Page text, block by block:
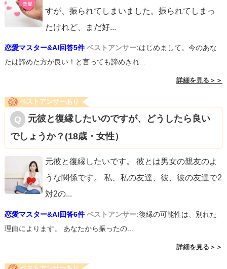
とにもかくにも、ご相談者様にとって悪い状況ではないの
すが、振られてしまいました。振られてしまっ
たけれど、まだ好...
恋愛マスター&AI回答5件 ベストアンサー:はじめまして。今のあな
たは諦めた方が良い！と言っても諦めきれ...
詳細を見る＞＞
ベストアンサーあり
元彼と復縁したいのですが、どうしたら良い
でしょうか？(18歳・女性）
元彼と復縁したいです。 彼とは男女の親友のよ
うな関係です。 私、私の友達、彼、彼の友達で2
対2の...
恋愛マスター&AI回答6件 ベストアンサー:復縁の可能性は、別れた
理由によります。 あなたから振ったの...
詳細を見る＞＞